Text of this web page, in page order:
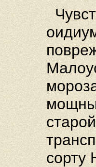
сорту